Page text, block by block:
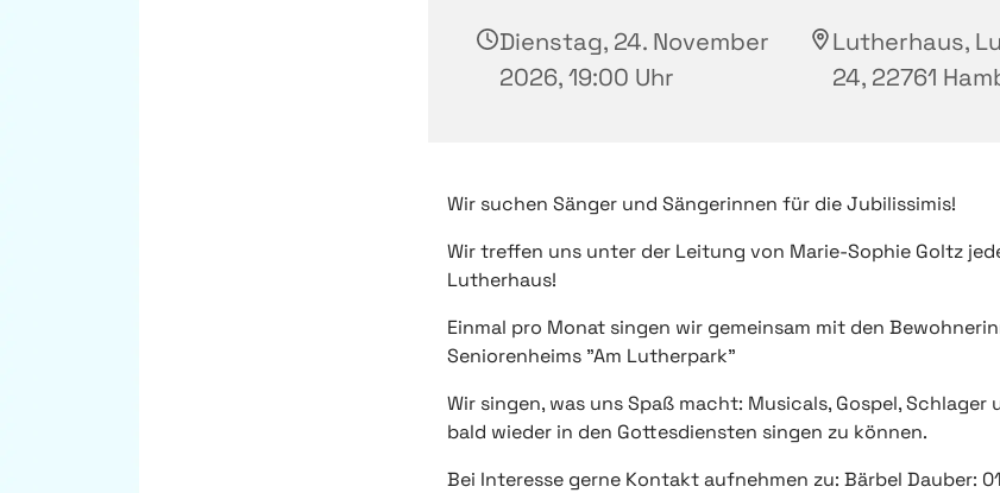
Dienstag, 24. November
2026, 19:00 Uhr
Lutherhaus,
24, 22761
Wir suchen Sänger und Sängerinnen für die Jubilissimis!
Wir treffen uns unter der Leitung von Marie-Sophie Goltz
Lutherhaus!
Einmal pro Monat singen wir gemeinsam mit den
Seniorenheims "Am Lutherpark"
Wir singen, was uns Spaß macht: Musicals, Gospel,
bald wieder in den Gottesdiensten singen zu können.
Bei Interesse gerne Kontakt aufnehmen zu: Bärbel Dauber: